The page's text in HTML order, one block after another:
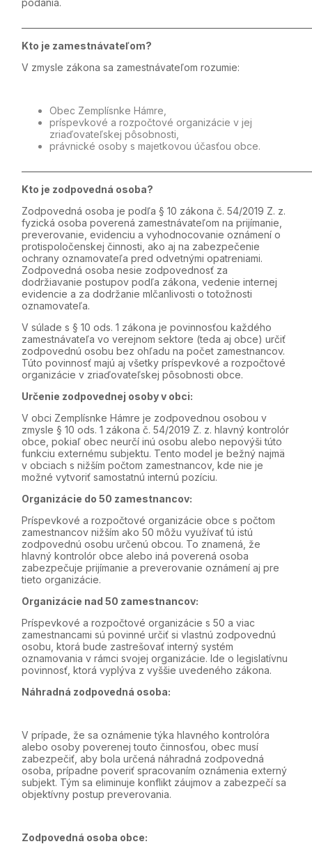
Kto je zamestnávateľom?
V zmysle zákona sa zamestnávateľom rozumie:
Obec Zemplísnke Hámre,
príspevkové a rozpočtové organizácie v jej
zriaďovateľskej pôsobnosti,
právnické osoby s majetkovou účasťou obce.
Kto je zodpovedná osoba?
Zodpovedná osoba je podľa § 10 zákona č. 54/2019 Z. z.
fyzická osoba poverená zamestnávateľom na prijímanie,
preverovanie, evidenciu a vyhodnocovanie oznámení o
protispoločenskej činnosti, ako aj na zabezpečenie
ochrany oznamovateľa pred odvetnými opatreniami.
Zodpovedná osoba nesie zodpovednosť za
dodržiavanie postupov podľa zákona, vedenie internej
evidencie a za dodržanie mlčanlivosti o totožnosti
oznamovateľa.
V súlade s § 10 ods. 1 zákona je povinnosťou každého
zamestnávateľa vo verejnom sektore (teda aj obce) určiť
zodpovednú osobu bez ohľadu na počet zamestnancov.
Túto povinnosť majú aj všetky príspevkové a rozpočtové
organizácie v zriaďovateľskej pôsobnosti obce.
Určenie zodpovednej osoby v obci:
V obci Zemplísnke Hámre je zodpovednou osobou v
zmysle § 10 ods. 1 zákona č. 54/2019 Z. z. hlavný kontrolór
obce, pokiaľ obec neurčí inú osobu alebo nepovýši túto
funkciu externému subjektu. Tento model je bežný najmä
v obciach s nižším počtom zamestnancov, kde nie je
možné vytvoriť samostatnú internú pozíciu.
Organizácie do 50 zamestnancov:
Príspevkové a rozpočtové organizácie obce s počtom
zamestnancov nižším ako 50 môžu využívať tú istú
zodpovednú osobu určenú obcou. To znamená, že
hlavný kontrolór obce alebo iná poverená osoba
zabezpečuje prijímanie a preverovanie oznámení aj pre
tieto organizácie.
Organizácie nad 50 zamestnancov:
Príspevkové a rozpočtové organizácie s 50 a viac
zamestnancami sú povinné určiť si vlastnú zodpovednú
osobu, ktorá bude zastrešovať interný systém
oznamovania v rámci svojej organizácie. Ide o legislatívnu
povinnosť, ktorá vyplýva z vyššie uvedeného zákona.
Náhradná zodpovedná osoba:
V prípade, že sa oznámenie týka hlavného kontrolóra
alebo osoby poverenej touto činnosťou, obec musí
zabezpečiť, aby bola určená náhradná zodpovedná
osoba, prípadne poveriť spracovaním oznámenia externý
subjekt. Tým sa eliminuje konflikt záujmov a zabezpečí sa
objektívny postup preverovania.
Zodpovedná osoba obce: